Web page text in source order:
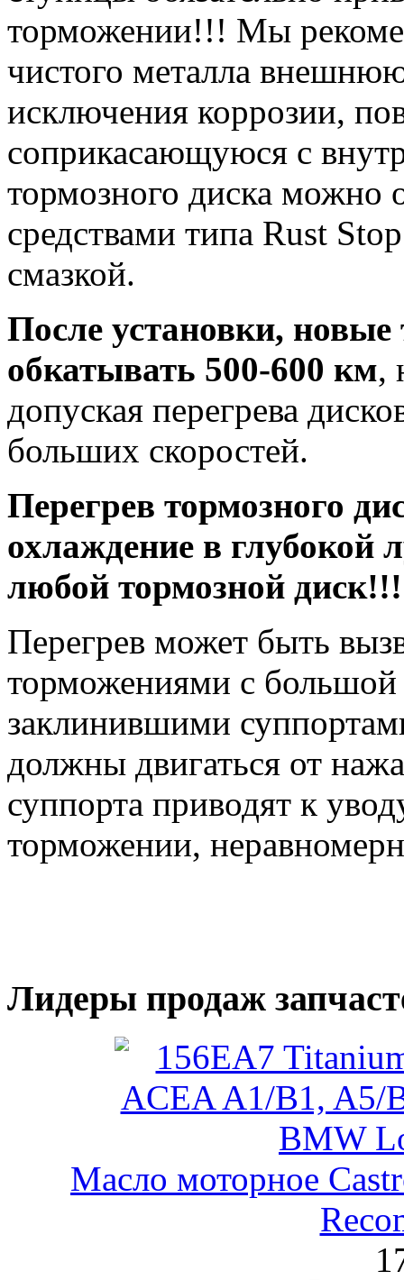
торможении!!! Мы
чистого металла
исключения коррозии,
соприкасающуюся с
тормозного диска можно
средствами типа Rust
смазкой.
После установки,
обкатывать 500-600 км,
допуская перегрева
больших скоростей.
Перегрев тормозного
охлаждение в глубокой
любой тормозной диск!!!
Перегрев может быть
торможениями с большой
заклинившими
должны двигаться от
суппорта приводят к
торможении,
Лидеры продаж
Масло моторное